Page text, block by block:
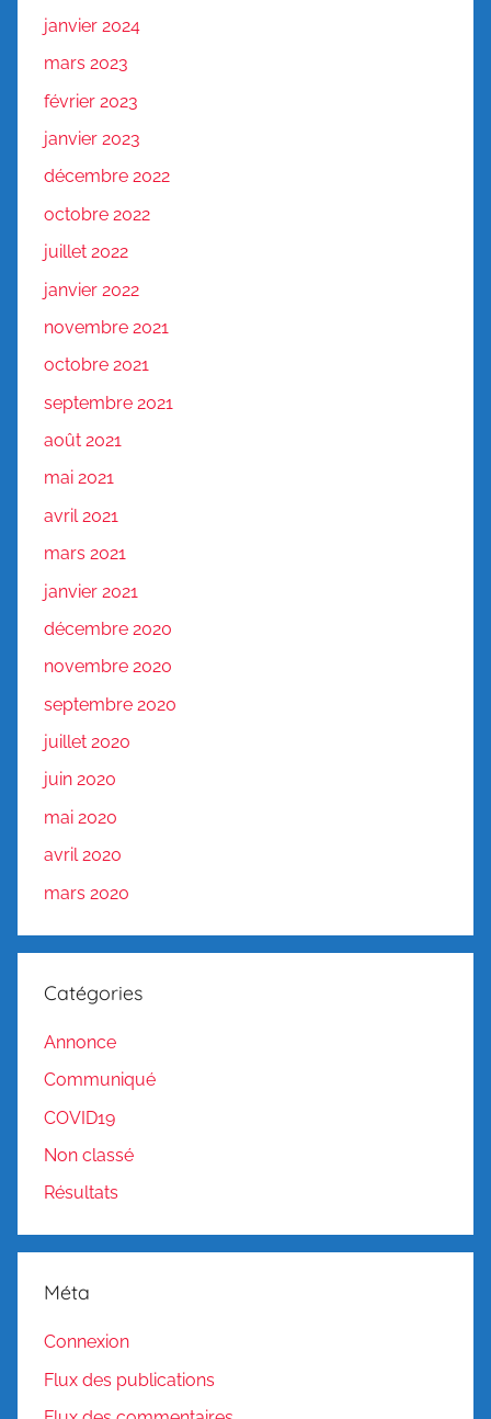
janvier 2024
mars 2023
février 2023
janvier 2023
décembre 2022
octobre 2022
juillet 2022
janvier 2022
novembre 2021
octobre 2021
septembre 2021
août 2021
mai 2021
avril 2021
mars 2021
janvier 2021
décembre 2020
novembre 2020
septembre 2020
juillet 2020
juin 2020
mai 2020
avril 2020
mars 2020
Catégories
Annonce
Communiqué
COVID19
Non classé
Résultats
Méta
Connexion
Flux des publications